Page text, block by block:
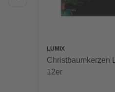
LUMIX
Christbaumkerzen
12er